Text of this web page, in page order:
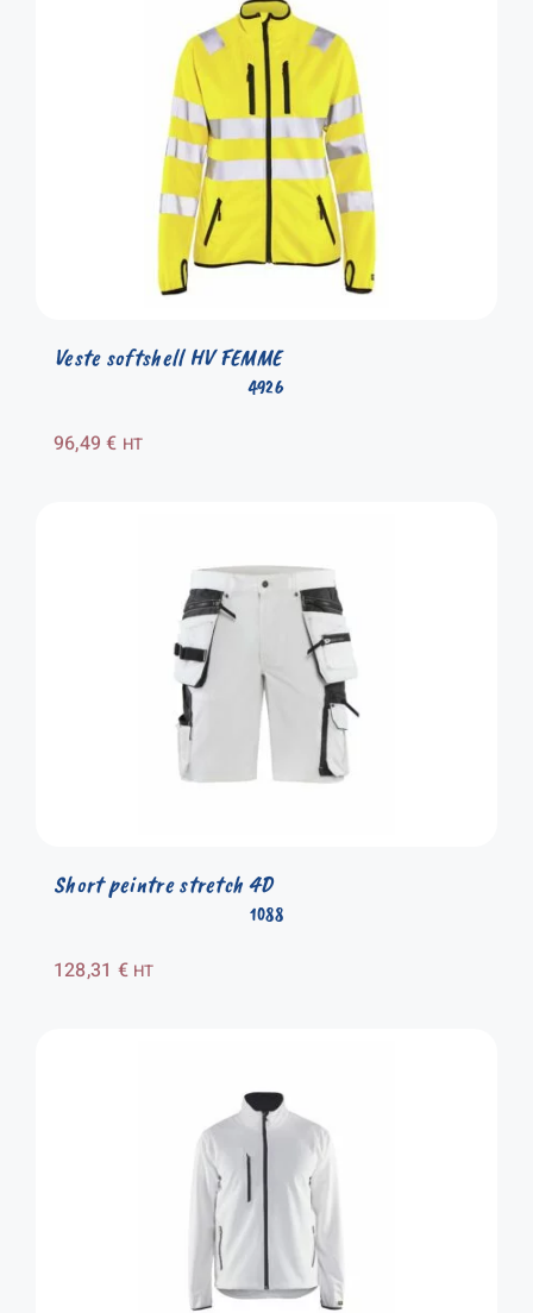
4926
Veste softshell HV FEMME
96,49€ HT
1088
Short peintre stretch 4D
128,31 € HT